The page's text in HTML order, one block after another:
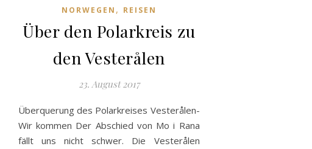
NORWEGEN , REISEN
Über den Polarkreis zu
den Vesterålen
23. August 2017
Überquerung des Polarkreises Vesterålen-
Wir kommen Der Abschied von Mo i Rana
fällt uns nicht schwer. Die Vesterålen